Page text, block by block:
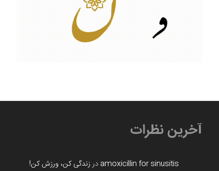
آخرین نظرات
amoxicillin for sinusitis در زندگی کن، ورزش کن!